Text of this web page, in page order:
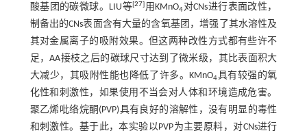
酸基团的碳微球。LIU等[27] 用KMnO4对CNs进行表面改性，
制备出的CNs表面含有大量的含氧基团，增强了其水溶性及
其对金属离子的吸附效果。但这两种改性方式都有些许不
足，AA接枝之后的碳球尺寸达到了微米级，其比表面积大
大减少，其吸附性能也降低了许多。KMnO4具有较强的氧
化性和刺激性，如果使用不当会对人体和环境造成危害。
聚乙烯吡络烷酮(PVP)具有良好的溶解性，没有明显的毒性
和刺激性。基于此，本实验以PVP为主要原料，对CNs进行